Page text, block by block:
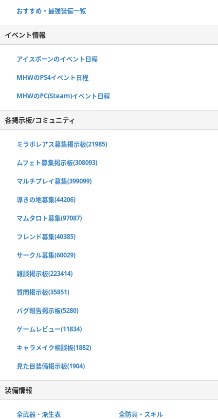
おすすめ・最強装備一覧
イベント情報
アイスボーンのイベント日程
MHWのPS4イベント日程
MHWのPC(Steam)イベント日程
各掲示板/コミュニティ
ミラボレアス募集掲示板(21985)
ムフェト募集掲示板(308093)
マルチプレイ募集(399099)
導きの地募集(44206)
マムタロト募集(97087)
フレンド募集(40385)
サークル募集(60029)
雑談掲示板(223414)
質問掲示板(35851)
バグ報告掲示板(5280)
ゲームレビュー(11834)
キャラメイク相談板(1882)
見た目装備掲示板(1904)
装備情報
全武器・派生表 全防具・スキル